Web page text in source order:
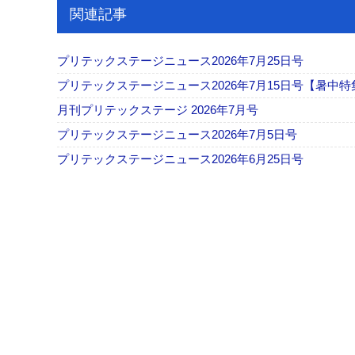
関連記事
プリテックステージニュース2026年7月25日号
プリテックステージニュース2026年7月15日号【暑中特
月刊プリテックステージ 2026年7月号
プリテックステージニュース2026年7月5日号
プリテックステージニュース2026年6月25日号